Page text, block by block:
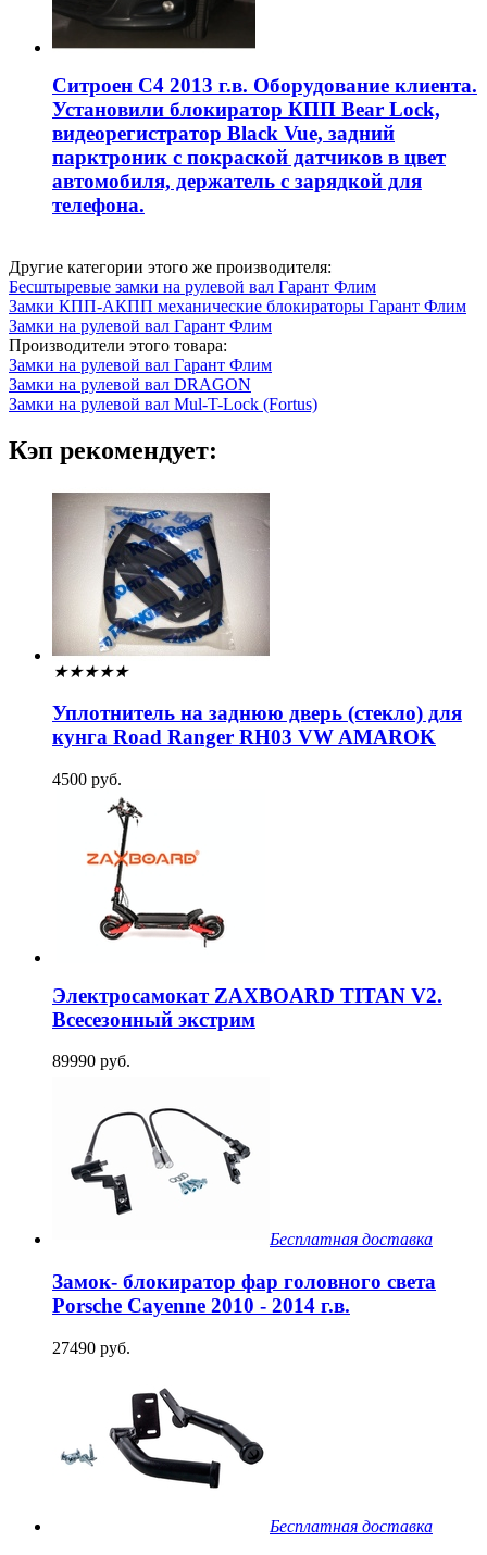
Ситроен С4 2013 г.в. Оборудование клиента.
Установили блокиратор КПП Bear Lock,
видеорегистратор Black Vue, задний
парктроник с покраской датчиков в цвет
автомобиля, держатель с зарядкой для
телефона.
Другие категории этого же производителя:
Бесштыревые замки на рулевой вал Гарант Флим
Замки КПП-АКПП механические блокираторы Гарант Флим
Замки на рулевой вал Гарант Флим
Производители этого товара:
Замки на рулевой вал Гарант Флим
Замки на рулевой вал DRAGON
Замки на рулевой вал Mul-T-Lock (Fortus)
Кэп рекомендует:
★★★★★
Уплотнитель на заднюю дверь (стекло) для
кунга Road Ranger RH03 VW AMAROK
4500 руб.
Электросамокат ZAXBOARD TITAN V2.
Всесезонный экстрим
89990 руб.
Бесплатная доставка
Замок- блокиратор фар головного света
Porsche Cayenne 2010 - 2014 г.в.
27490 руб.
Бесплатная доставка